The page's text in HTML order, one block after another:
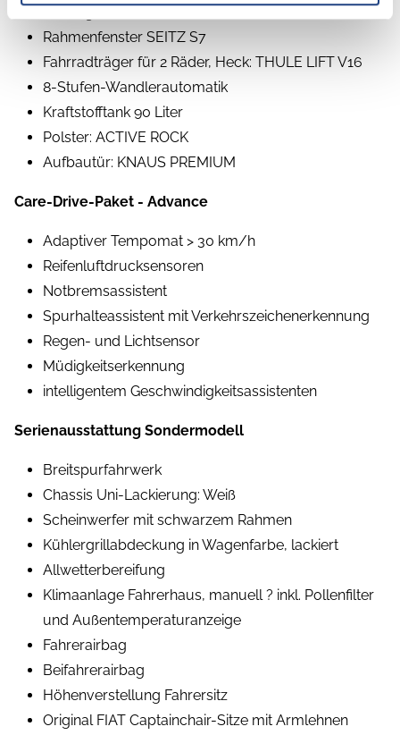
Einstiegstufe elektrisch
Rahmenfenster SEITZ S7
Fahrradträger für 2 Räder, Heck: THULE LIFT V16
8-Stufen-Wandlerautomatik
Kraftstofftank 90 Liter
Polster: ACTIVE ROCK
Aufbautür: KNAUS PREMIUM
Care-Drive-Paket - Advance
Adaptiver Tempomat > 30 km/h
Reifenluftdrucksensoren
Notbremsassistent
Spurhalteassistent mit Verkehrszeichenerkennung
Regen- und Lichtsensor
Müdigkeitserkennung
intelligentem Geschwindigkeitsassistenten
Serienausstattung Sondermodell
Breitspurfahrwerk
Chassis Uni-Lackierung: Weiß
Scheinwerfer mit schwarzem Rahmen
Kühlergrillabdeckung in Wagenfarbe, lackiert
Allwetterbereifung
Klimaanlage Fahrerhaus, manuell ? inkl. Pollenfilter
und Außentemperaturanzeige
Fahrerairbag
Beifahrerairbag
Höhenverstellung Fahrersitz
Original FIAT Captainchair-Sitze mit Armlehnen